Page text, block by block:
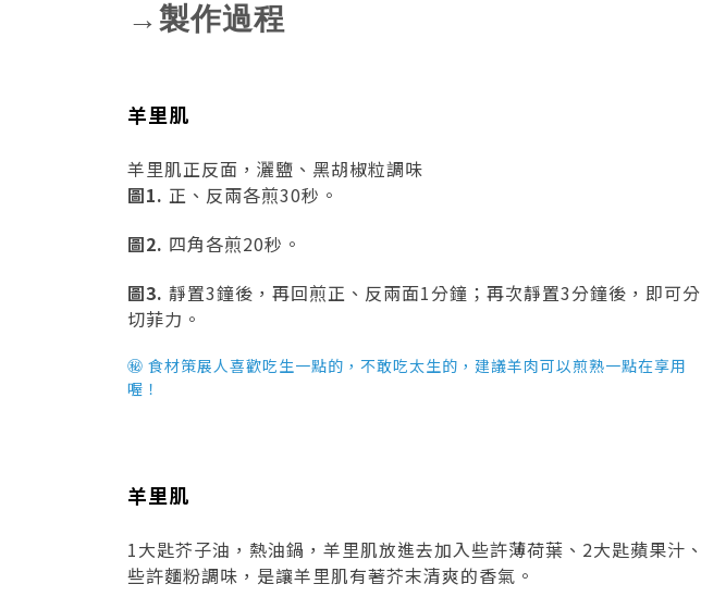
→製作過程
羊里肌
羊里肌正反面，灑鹽、黑胡椒粒調味
圖1. 正、反兩各煎30秒。
圖2. 四角各煎20秒。
圖3. 靜置3鐘後，再回煎正、反兩面1分鐘； 再次靜置3分鐘後，即可分
切菲力。
㊙ 食材策展人喜歡吃生一點的，不敢吃太生的，建議羊肉可以煎熟一點在享用
喔！
羊里肌
1大匙芥子油，熱油鍋，羊里肌放進去加入些許薄荷葉、2大匙蘋果汁、
些許麵粉調味，是讓羊里肌有著芥末清爽的香氣。